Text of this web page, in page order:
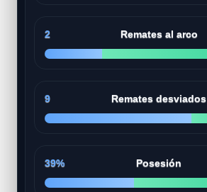
2 Remates al arco
9 Remates desviados
39% Posesión